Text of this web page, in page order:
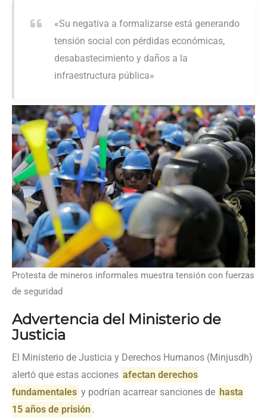
«Su negativa a formalizarse está generando
tensión social con pérdidas económicas,
desabastecimiento y daños a la
infraestructura pública»
Protesta de mineros informales muestra tensión con fuerzas
de seguridad
Advertencia del Ministerio de
Justicia
El Ministerio de Justicia y Derechos Humanos (Minjusdh)
alertó que estas acciones afectan derechos
fundamentales y podrían acarrear sanciones de hasta
15 años de prisión .